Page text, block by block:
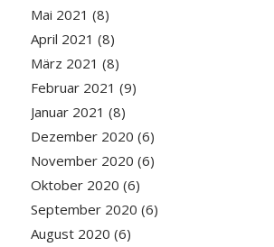
Mai 2021 (8)
April 2021 (8)
März 2021 (8)
Februar 2021 (9)
Januar 2021 (8)
Dezember 2020 (6)
November 2020 (6)
Oktober 2020 (6)
September 2020 (6)
August 2020 (6)